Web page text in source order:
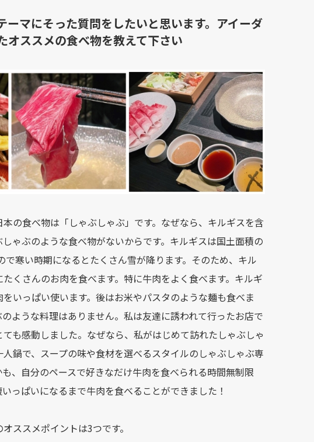
マにそった質問をしたいと思います。アイーダ
オススメの食べ物を教えて下さい
の食べ物は「しゃぶしゃぶ」です。なぜなら、キルギスを含
ゃぶのような食べ物がないからです。キルギスは国土面積の
で寒い時期になるとたくさん雪が降ります。そのため、キル
くさんのお肉を食べます。特に牛肉をよく食べます。キルギ
いっぱい使います。後はお米やパスタのような麺も食べま
ような料理はありません。私は友達に誘われて行ったお店で
も感動しました。なぜなら、私がはじめて訪れたしゃぶしゃ
鍋で、スープの味や食材を選べるスタイルのしゃぶしゃぶ専
、自分のペースで好きなだけ牛肉を食べられる時間無制限
っぱいになるまで牛肉を食べることができました！
ススメポイントは3つです。